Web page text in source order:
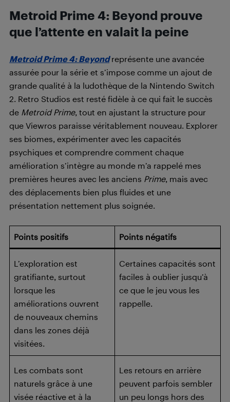
Metroid Prime 4: Beyond prouve
que l’attente en valait la peine
Metroid Prime 4: Beyondreprésente une avancée
assurée pour la série et s’impose comme un ajout de
grande qualité à la ludothèque de la Nintendo Switch
2. Retro Studios est resté fidèle à ce qui fait le succès
de Metroid Prime, tout en ajustant la structure pour
que Viewros paraisse véritablement nouveau. Explorer
ses biomes, expérimenter avec les capacités
psychiques et comprendre comment chaque
amélioration s’intègre au monde m’a rappelé mes
premières heures avec les anciens Prime, mais avec
des déplacements bien plus fluides et une
présentation nettement plus soignée.
Points positifs Points négatifs
L’exploration est
gratifiante, surtout
lorsque les
améliorations ouvrent
de nouveaux chemins
dans les zones déjà
visitées.
Certaines capacités sont
faciles à oublier jusqu’à
ce que le jeu vous les
rappelle.
Les combats sont
naturels grâce à une
visée réactive et à la
Les retours en arrière
peuvent parfois sembler
un peu longs hors des